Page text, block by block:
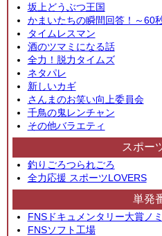
坂上どうぶつ王国
かまいたちの瞬間回答！～60
タイムレスマン
酒のツマミになる話
全力！脱力タイムズ
ネタパレ
新しいカギ
さんまのお笑い向上委員会
千鳥の鬼レンチャン
その他バラエティ
スポー
釣りごろつられごろ
全力応援 スポーツLOVERS
単発
FNSドキュメンタリー大賞ノ
FNSソフト工場